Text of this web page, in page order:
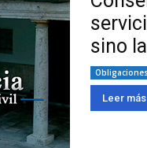
sino
Leer más